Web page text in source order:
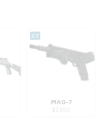
CT
MAG-7
$ 1300